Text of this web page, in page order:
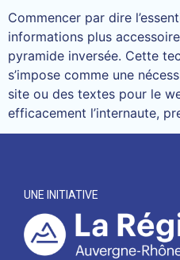
Commencer par dire
informations plus
pyramide inversée. Cette
s’impose comme une
site ou des textes pour le
efficacement l’internaute,
UNE INITIATIVE